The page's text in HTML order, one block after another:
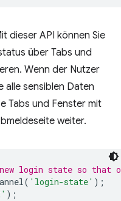
dieser API können Sie
über Tabs und
Wenn der Nutzer
alle sensiblen Daten
Tabs und Fenster mit
weiter.
login state so that
( 'login-state' );
);